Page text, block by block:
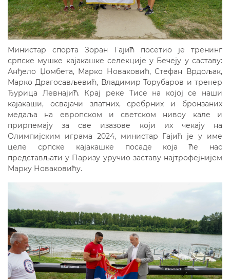
Министар спорта Зоран Гајић посетио је тренинг
српске мушке кајакашке селекције у Бечеју у саставу:
Анђело Џомбета, Марко Новаковић, Стефан Врдољак,
Марко Драгосављевић, Владимир Торубаров и тренер
Ђурица Левнајић. Крај реке Тисе на којој се наши
кајакаши, освајачи златних, сребрних и бронзаних
медаља на европском и светском нивоу кале и
прирпемају за све изазове који их чекају на
Олимпијским играма 2024, министар Гајић је у име
целе српске кајакашке посаде која ће нас
представљати у Паризу уручио заставу најтрофејнијем
Марку Новаковићу.